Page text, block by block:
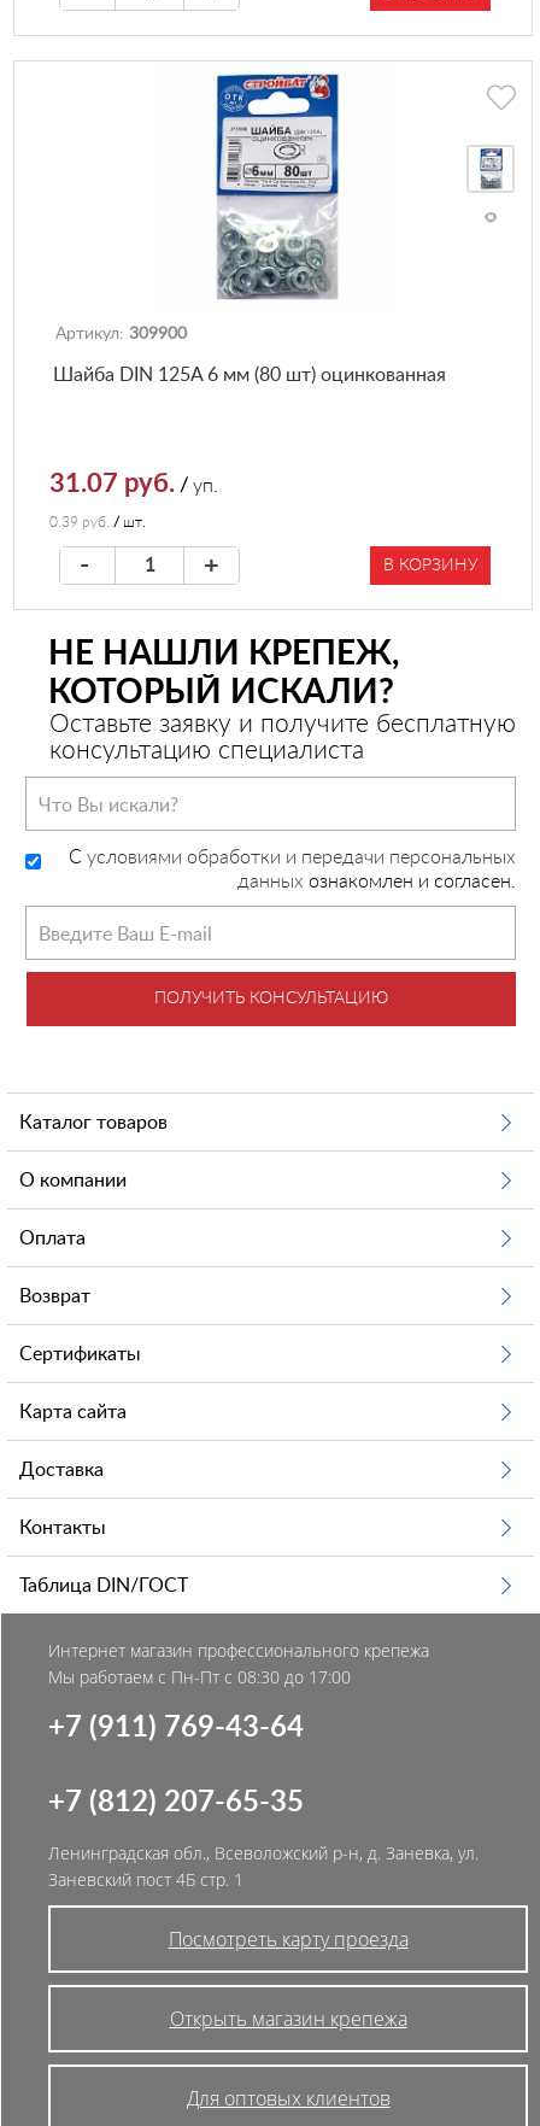
Артикул: 309900
Шайба DIN 125A 6 мм (80 шт) оцинкованная
31.07 руб. /уп.
0.39 руб. / шт.
- + В КОРЗИНУ
НЕ НАШЛИ КРЕПЕЖ,
КОТОРЫЙ ИСКАЛИ?
Оставьте заявку и получите бесплатную
консультацию специалиста
C условиями обработки и передачи персональных
данных ознакомлен и согласен.
ПОЛУЧИТЬ КОНСУЛЬТАЦИЮ
Каталог товаров
О компании
Оплата
Возврат
Сертификаты
Карта сайта
Доставка
Контакты
Таблица DIN/ГОСТ
Интернет магазин профессионального крепежа
Мы работаем с Пн-Пт с 08:30 до 17:00
+7 (911) 769-43-64
+7 (812) 207-65-35
Ленинградская обл., Всеволожский р-н, д. Заневка, ул.
Заневский пост 4Б стр. 1
Посмотреть карту проезда
Открыть магазин крепежа
Для оптовых клиентов